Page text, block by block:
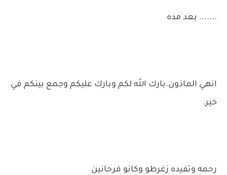
....... بعد مده
انهي الماذون.بارك الله لكم وبارك عليكم وجمع بينكم في
خير.
رحمه وتفيده زغرطو وكانو فرحانين